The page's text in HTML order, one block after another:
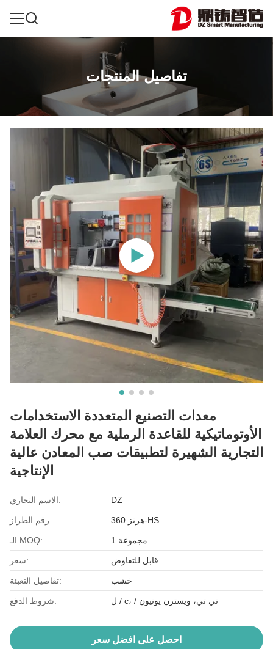
تفاصيل المنتجات
معدات التصنيع المتعددة الاستخدامات
الأوتوماتيكية للقاعدة الرملية مع محرك العلامة
التجارية الشهيرة لتطبيقات صب المعادن عالية
الإنتاجية
الاسم التجاري: DZ
رقم الطراز: هرتز 360-HS
الـ MOQ: 1 مجموعة
سعر: قابل للتفاوض
تفاصيل التعبئة: خشب
شروط الدفع: ل / c، / تي تي، ويسترن يونيون
احصل على افضل سعر